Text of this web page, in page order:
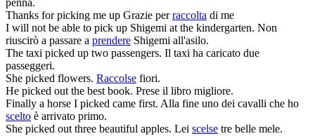
penna.
Thanks forpicking me up Grazie perraccolta di me
I will not be able to pick up Shigemi at the kindergarten. Non
riuscirò a passare a prendere Shigemi all'asilo.
The taxi picked up two passengers. Il taxi ha caricato due
passeggeri.
She picked flowers. Raccolse fiori.
He picked out the best book. Prese il libro migliore.
Finally a horse I picked came first. Alla fine uno dei cavalli che ho
scelto è arrivato primo.
She picked out three beautiful apples. Lei scelse tre belle mele.